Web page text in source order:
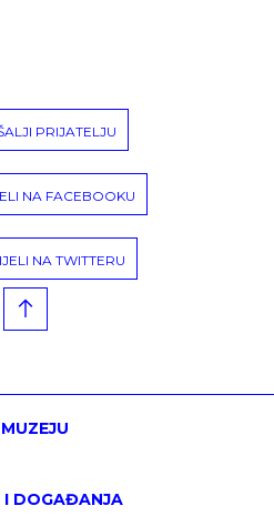
PRIJATELJU
NA FACEBOOKU
NA TWITTERU
I DOGAĐANJA